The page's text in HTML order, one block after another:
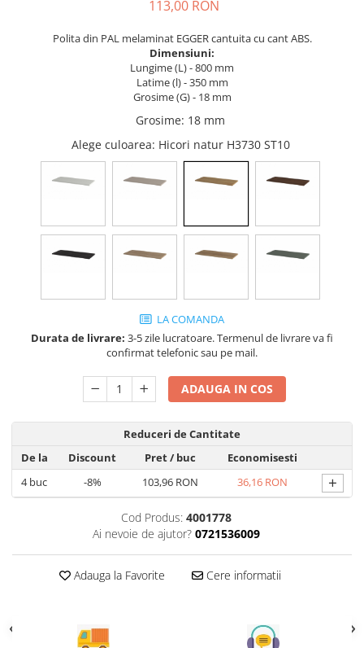
dressing
Sisteme pentru usi pliante
Console si suporti polita
Accesorii pentru compartimentare
Ambia-Line - Blum
Suruburi, coltare, elemente de
Lamele si cepi de lemn
Picioare si rotile mobilier
Picioare mobilier
Scurgatoare pentru vase
Cosuri Jolly si coloane
113,00 RON
Polita din PAL melaminat EGGER cantuita cu cant ABS.
Dimensiuni:
Lungime (L) - 800 mm
Latime (l) - 350 mm
Grosime (G) - 18 mm
Grosime: 18 mm
Alege culoarea: Hicori natur H3730 ST10
LA COMANDA
Durata de livrare: 3-5 zile lucratoare. Termenul de livrare va fi
confirmat telefonic sau pe mail.
ADAUGA IN COS
Reduceri de Cantitate
De la
Discount Pret/ buc
Economisesti
4buc -8% 103,96 RON 36,16 RON +
Cod Produs: 4001778
Ai nevoie de ajutor? 0721536009
Adauga la Favorite Cere informatii